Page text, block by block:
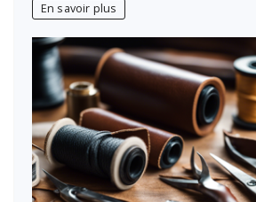
En savoir plus